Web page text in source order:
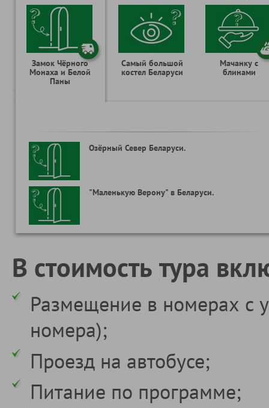
Замок Чёрного
Монаха и Белой
Паны
Самый большой
костел Беларуси
Мачанку с
блинами
Озёрный Север Беларуси.
"Маленькую Верону" в Беларуси.
В стоимость тура
Размещение в номерах с
номера);
Проезд на автобусе;
Питание по программе;